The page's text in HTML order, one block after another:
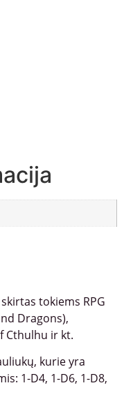
tokiems RPG
Dragons),
Cthulhu ir kt.
kurie yra
1-D4, 1-D6, 1-D8,